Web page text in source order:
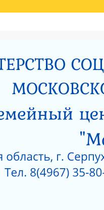
РОДИТЕЛЯМ О ПОЗИТИВНОМ
САНИТАРНО —
ГКУСО МО «СЕРПУХОВСКИЙ
ЛИЦЕНЗИЯ НА
КАК ЗАЩИТИТЬ РЕБЕНКА ОТ
ЧТО НУЖНО ЗНАТЬ О
СОЦИАЛЬНОГО
СОЦИАЛЬНЫХ УСЛУГ ПО
ЦЕНТР ДЛЯ